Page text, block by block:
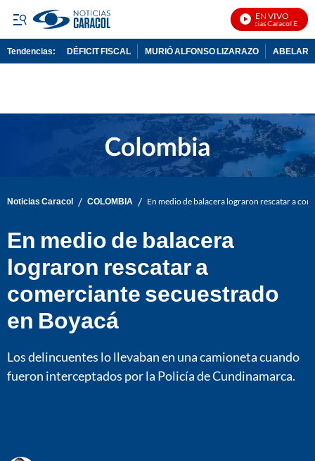
EN VIVO
Noticias Caracol En Vivo
Tendencias: DÉFICIT FISCAL MURIÓ ALFONSO LIZARAZO
Noticias Caracol / COLOMBIA / En medio de balacera lograron rescatar a
En medio de balacera
lograron rescatar a
comerciante secuestrado
en Boyacá
Los delincuentes lo llevaban en una camioneta cuando
fueron interceptados por la Policía de Cundinamarca.